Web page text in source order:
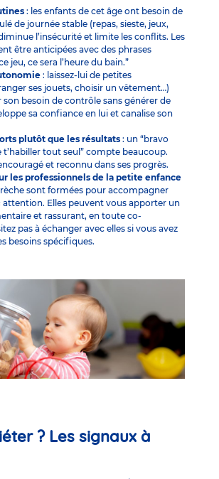
: les enfants de cet âge ont besoin de
de journée stable (repas, sieste, jeux,
l’insécurité et limite les conflits. Les
être anticipées avec des phrases
jeu, ce sera l’heure du bain.”
: laissez-lui de petites
ses jouets, choisir un vêtement…)
besoin de contrôle sans générer de
sa confiance en lui et canalise son
plutôt que les résultats : un “bravo
t’habiller tout seul” compte beaucoup.
et reconnu dans ses progrès.
les professionnels de la petite enfance
sont formées pour accompagner
attention. Elles peuvent vous apporter un
et rassurant, en toute co-
pas à échanger avec elles si vous avez
besoins spécifiques.
? Les signaux à